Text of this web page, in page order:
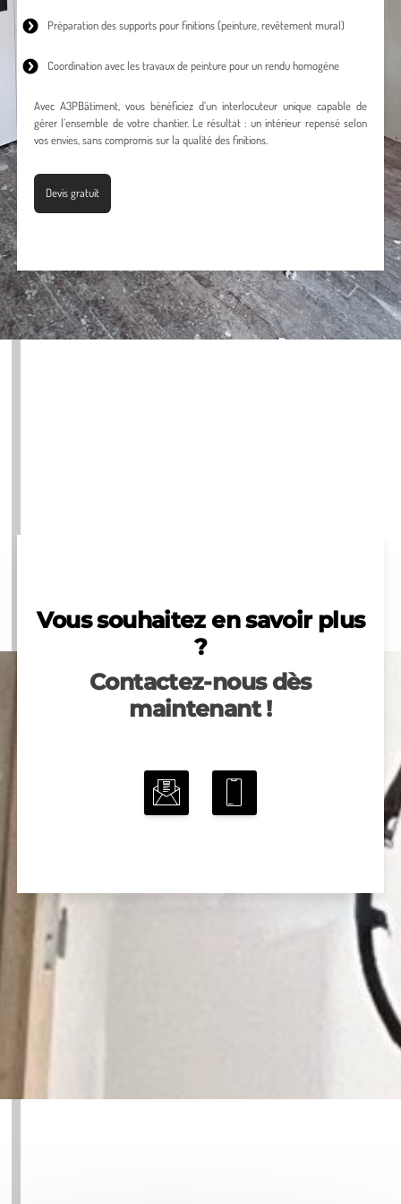
Préparation des supports pour finitions (peinture, revêtement mural)
Coordination avec les travaux de peinture pour un rendu homogène
Avec A3PBâtiment, vous bénéficiez d’un interlocuteur unique capable de
gérer l’ensemble de votre chantier. Le résultat : un intérieur repensé selon
vos envies, sans compromis sur la qualité des finitions.
Devis gratuit
Vous souhaitez en savoir plus
?
Contactez-nous dès
maintenant !